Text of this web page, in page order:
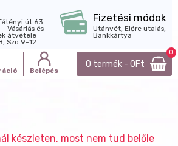
út 63.
Vásárlás és
átvétele
Szo 9-12
Fizetési módok
Utánvét, Előre utalás,
Bankkártya
Belépés
0 termék - 0Ft
0
készleten, most nem tud belőle